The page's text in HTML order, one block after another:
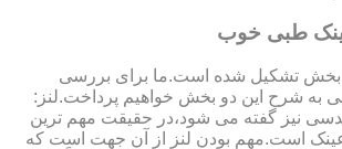
طبی خوب
بخش تشکیل شده است.ما برای بررسی
به شرح این دو بخش خواهیم پرداخت.لنز:
نیز گفته می شود،در حقیقت مهم ترین
است.مهم بودن لنز از آن جهت است که